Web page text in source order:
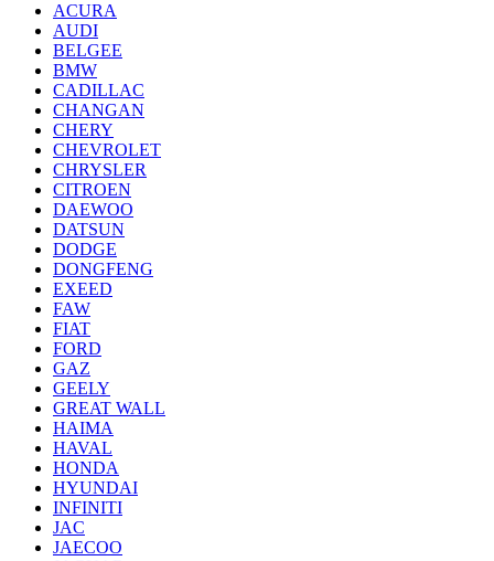
ACURA
AUDI
BELGEE
BMW
CADILLAC
CHANGAN
CHERY
CHEVROLET
CHRYSLER
CITROEN
DAEWOO
DATSUN
DODGE
DONGFENG
EXEED
FAW
FIAT
FORD
GAZ
GEELY
GREAT WALL
HAIMA
HAVAL
HONDA
HYUNDAI
INFINITI
JAC
JAECOO